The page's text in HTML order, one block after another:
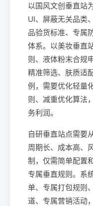
以国风文创垂直站
UI、屏蔽无关品类
品验货标准、专属
体系。以美妆垂直
则、液体粉末合规
精准筛选、肤质适
例，需要优化轻量
则、减重优化算法
务利润。
自研垂直站点需要
周期长、成本高、
制，仅需简单配置
专属垂直规则。系
单、专属打包规则
道、专属营销活动